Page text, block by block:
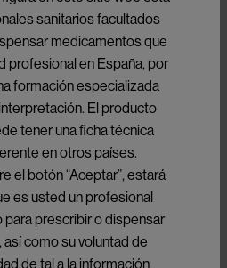
de próstata
castración
al antígeno de
sanitarios facultados
medicamentos que
profesional en España, por
formación especializada
El producto
tener una ficha técnica
en otros países.
el botón “Aceptar”, estará
es usted un profesional
para prescribir o dispensar
como su voluntad de
de tal a la información